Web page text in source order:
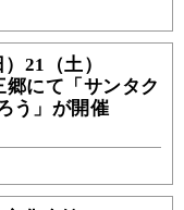
21（土）
にて「サンタク
う」が開催